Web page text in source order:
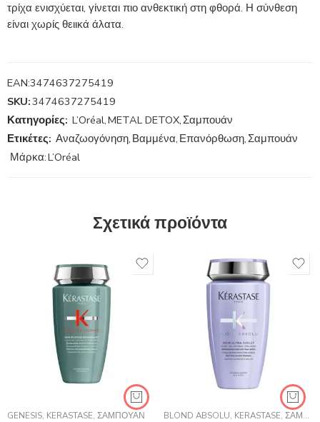
τρίχα ενισχύεται, γίνεται πιο ανθεκτική στη φθορά. Η σύνθεση
είναι χωρίς θειικά άλατα.
EAN:3474637275419
SKU:3474637275419
Κατηγορίες: L’Oréal,METAL DETOX,Σαμπουάν
Ετικέτες: Αναζωογόνηση, Βαμμένα, Επανόρθωση,Σαμπουάν
Μάρκα:L’Oréal
Σχετικά προϊόντα
GENESIS, KERASTASE, ΣΑΜΠΟΥΆΝ
BLOND ABSOLU, KERASTASE, ΣΑΜΠΟΥΆΝ